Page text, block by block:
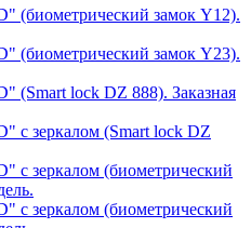
(биометрический замок Y12).
(биометрический замок Y23).
(Smart lock DZ 888). Заказная
с зеркалом (Smart lock DZ
с зеркалом (биометрический
с зеркалом (биометрический